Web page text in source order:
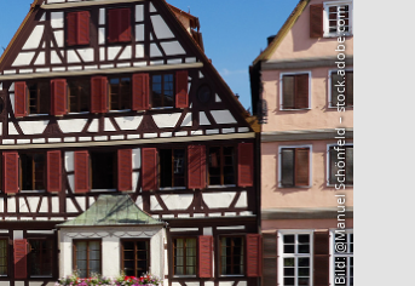
Bild: @Manuel Schönfeld – stock.adobe.com